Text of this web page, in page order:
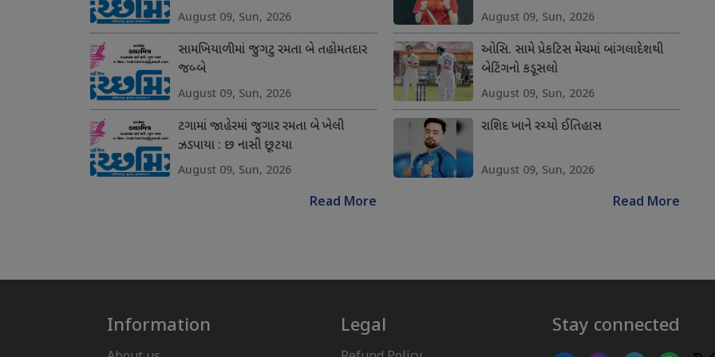
August 09, Sun, 2026
સામખિયાળીમાં જુગટુ રમતા બે તહોમતદાર
જબ્બે
August 09, Sun, 2026
ટગામાં જાહેરમાં જુગાર રમતા બે ખેલી
ઝડપાયા : છ નાસી છૂટયા
August 09, Sun, 2026
Read More
August 09, Sun, 2026
ઓસિ. સામે પ્રેકટિસ મેચમાં બાંગલાદેશથી
બેટિંગનો કડૂસલો
August 09, Sun, 2026
રાશિદ ખાને રચ્યો ઈતિહાસ
August 09, Sun, 2026
Read More
Information Legal Stay connected